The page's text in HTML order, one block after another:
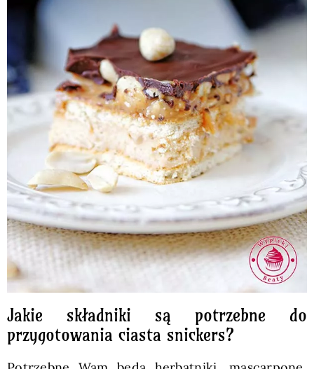
Jakie składniki są potrzebne do
przygotowania ciasta snickers?